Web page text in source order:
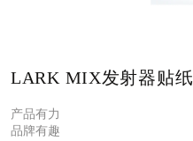
LARK MIX发射器贴纸
产品有力
品牌有趣